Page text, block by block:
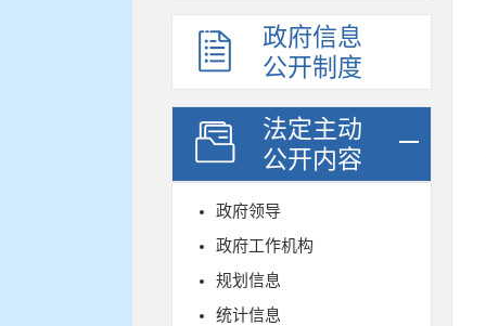
政府信息
公开制度
法定主动
公开内容
政府领导
政府工作机构
规划信息
统计信息